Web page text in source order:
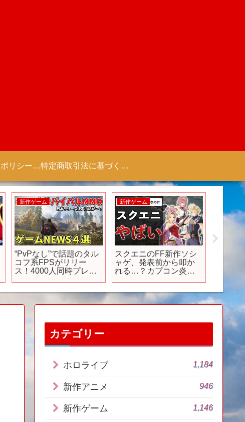
プライバシーポリシー 【Colorful Creation】 特定商取引法に基づく表記（商取引に関する開示）
新作ゲーム
“PvPなし”で話題のタル
コフ系FPSがリリー
ス！4000人同時プレイ
ったあのオンラインア
クションが…新生！？
新作ゲーム
スクエニのFF新作ソシ
ャゲ、発表前から叩か
れる…？カプコン炎上
ース】
カテゴリー
ホロライブ 1,184
新作アニメ 946
新作ゲーム 1,146